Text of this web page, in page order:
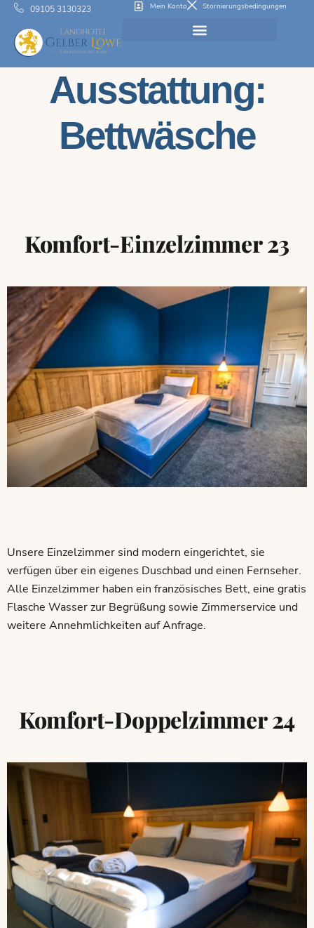
09105 3130323 Mein Konto Stornierungsbedingungen
Ausstattung:
Bettwäsche
Komfort-Einzelzimmer 23
Unsere Einzelzimmer sind modern eingerichtet, sie
verfügen über ein eigenes Duschbad und einen Fernseher.
Alle Einzelzimmer haben ein französisches Bett, eine gratis
Flasche Wasser zur Begrüßung sowie Zimmerservice und
weitere Annehmlichkeiten auf Anfrage.
Komfort-Doppelzimmer 24